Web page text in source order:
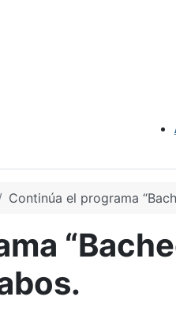
Continúa el programa